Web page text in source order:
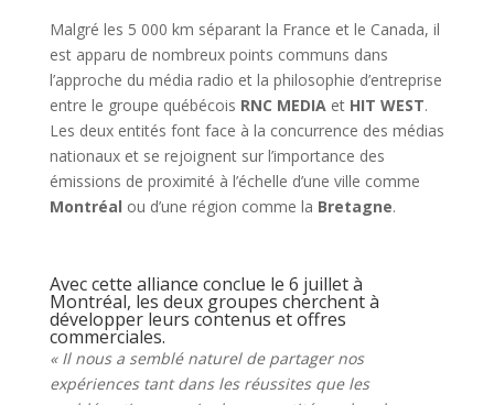
Malgré les 5 000 km séparant la France et le Canada, il
est apparu de nombreux points communs dans
l’approche du média radio et la philosophie d’entreprise
entre le groupe québécois RNC MEDIAet HIT WEST.
Les deux entités font face à la concurrence des médias
nationaux et se rejoignent sur l’importance des
émissions de proximité à l’échelle d’une ville comme
Montréal ou d’une région comme la Bretagne.
Avec cette alliance conclue le 6 juillet à
Montréal, les deux groupes cherchent à
développer leurs contenus et offres
commerciales.
« Il nous a semblé naturel de partager nos
expériences tant dans les réussites que les